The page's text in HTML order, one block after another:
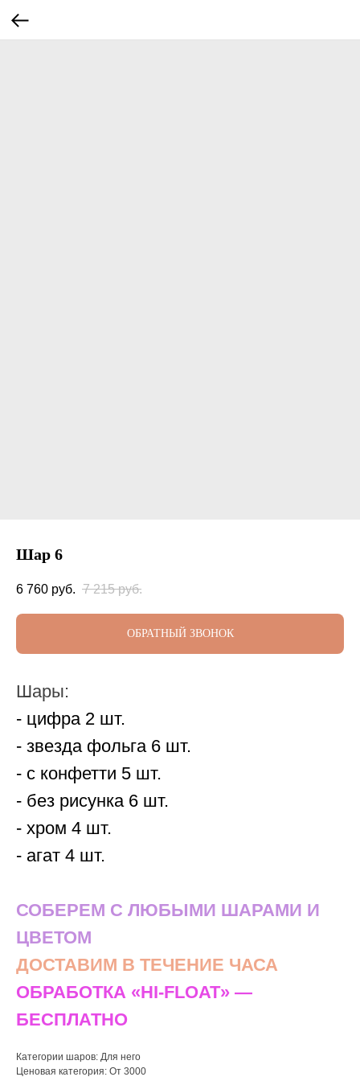
Шар 6
6 760 руб. 7 215 руб.
ОБРАТНЫЙ ЗВОНОК
Шары:
- цифра 2 шт.
- звезда фольга 6 шт.
- с конфетти 5 шт.
- без рисунка 6 шт.
- хром 4 шт.
- агат 4 шт.
СОБЕРЕМ С ЛЮБЫМИ ШАРАМИ И
ЦВЕТОМ
ДОСТАВИМ В ТЕЧЕНИЕ ЧАСА
ОБРАБОТКА «HI-FLOAT» —
БЕСПЛАТНО
Категории шаров: Для него
Ценовая категория: От 3000